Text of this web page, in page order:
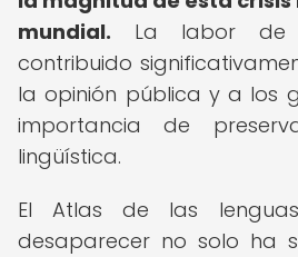
mundial. La labor de
contribuido
la opinión pública y a los
importancia de
lingüística.
El Atlas de las
desaparecer no solo ha